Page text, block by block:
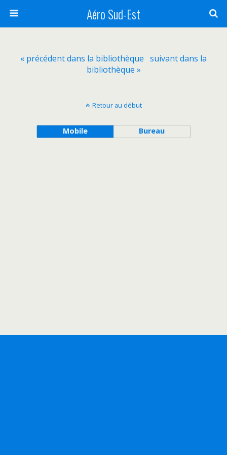
Aéro Sud-Est
« précédent dans la bibliothèque suivant dans la
bibliothèque »
Retour au début
Mobile Bureau